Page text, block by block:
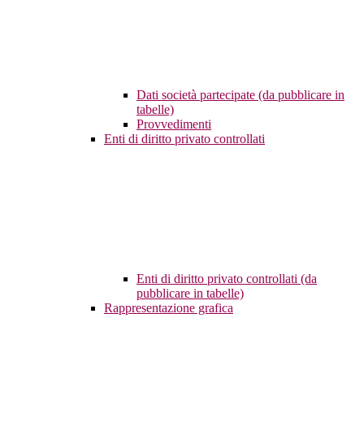
Dati società partecipate (da pubblicare in
tabelle)
Provvedimenti
Enti di diritto privato controllati
Enti di diritto privato controllati (da
pubblicare in tabelle)
Rappresentazione grafica